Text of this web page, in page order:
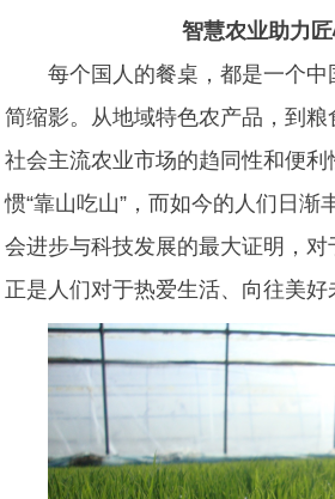
智慧农业助力
每个国人的餐桌，都是一个
简缩影。从地域特色农产品，到
社会主流农业市场的趋同性和便利
惯“靠山吃山”，而如今的人们日渐
会进步与科技发展的最大证明，对
正是人们对于热爱生活、向往美好